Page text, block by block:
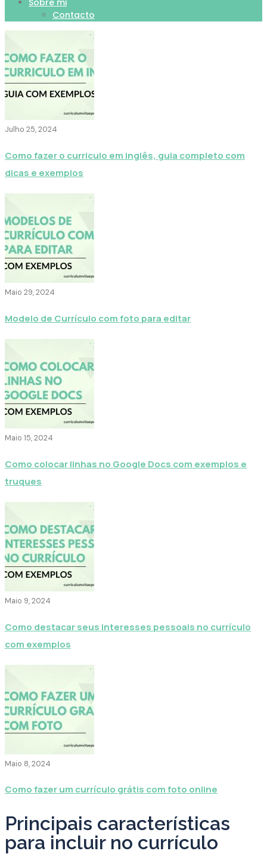
Sobre mi
Contacto
Julho 25, 2024
Como fazer o curriculo em inglês, guia completo com
dicas e exemplos
Maio 29, 2024
Modelo de Currículo com foto para editar
Maio 15, 2024
Como colocar linhas no Google Docs com exemplos e
truques
Maio 9, 2024
Como destacar seus interesses pessoais no currículo
com exemplos
Maio 8, 2024
Como fazer um currículo grátis com foto online
Principais características
para incluir no currículo